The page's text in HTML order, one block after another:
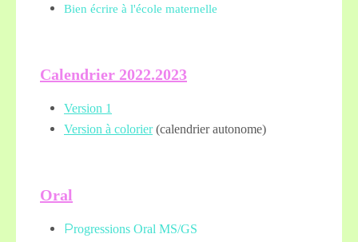
Bien écrire à l'école maternelle
Calendrier 2022.2023
Version 1
Version à colorier(calendrier autonome)
Oral
Progressions Oral MS/GS